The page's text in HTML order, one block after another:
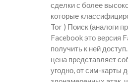
сделки с более
которые
Tor ) Поиск (аналоги
Facebook это версия
получить к ней
цена представляет
угодно, от сим-карты